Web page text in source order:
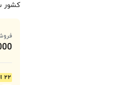
کشور
۲۲ الی ۲۸ مرداد